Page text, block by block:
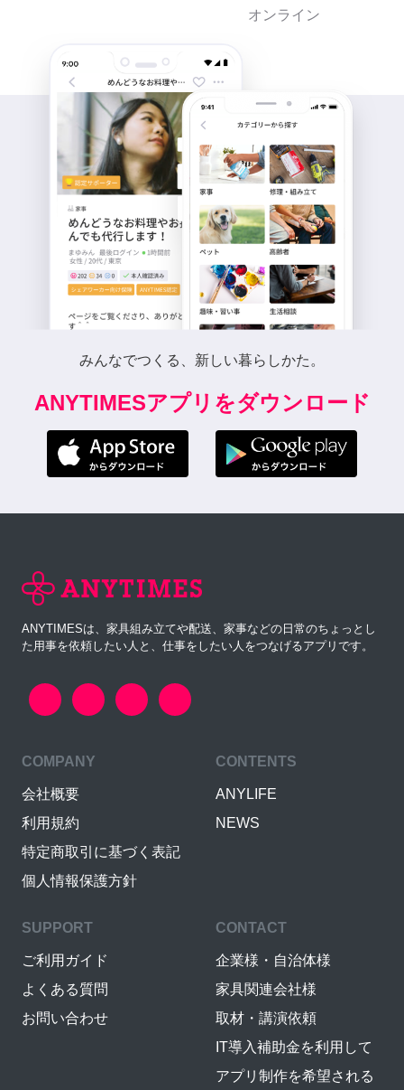
オンライン
みんなでつくる、新しい暮らしかた。
ANYTIMESアプリをダウンロード
ANYTIMESは、家具組み立てや配送、家事などの日常のちょっとし
た用事を依頼したい人と、仕事をしたい人をつなげるアプリです。
COMPANY
会社概要
利用規約
特定商取引に基づく表記
個人情報保護方針
CONTENTS
ANYLIFE
NEWS
SUPPORT
ご利用ガイド
よくある質問
お問い合わせ
CONTACT
企業様・自治体様
家具関連会社様
取材・講演依頼
IT導入補助金を利用して
アプリ制作を希望される